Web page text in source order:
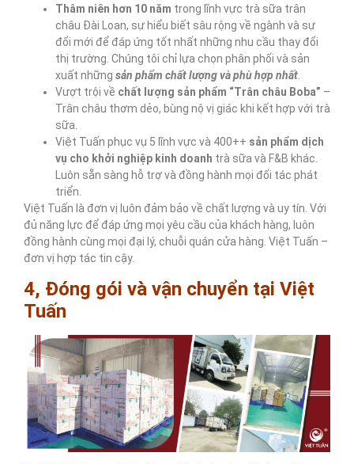
Thâm niên hơn 10 năm trong lĩnh vực trà sữa trân
châu Đài Loan, sự hiểu biết sâu rộng về ngành và sự
đổi mới để đáp ứng tốt nhất những nhu cầu thay đổi
thị trường. Chúng tôi chỉ lựa chọn phân phối và sản
xuất những sản phẩm chất lượng và phù hợp nhất
Vượt trội về chất lượng sản phẩm “Trân châu Boba” –
Trân châu thơm dẻo, bùng nộ vị giác khi kết hợp với trà
sữa.
Việt Tuấn phục vụ 5 lĩnh vực và 400++ sản phẩm dịch
vụ cho khởi nghiệp kinh doanh trà sữa và F&B khác.
Luôn sẵn sàng hỗ trợ và đồng hành mọi đối tác phát
triển.
Việt Tuấn là đơn vị luôn đảm bảo về chất lượng và uy tín. Với
đủ năng lực để đáp ứng mọi yêu cầu của khách hàng, luôn
đồng hành cùng mọi đại lý, chuỗi quán cửa hàng. Việt Tuấn –
đơn vị hợp tác tin cậy.
4, Đóng gói và vận chuyển tại Việt
Tuấn